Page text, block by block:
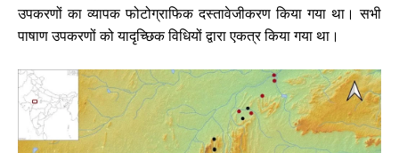
उपकरणों का व्यापक फोटोग्राफिक दस्तावेजीकरण किया गया था। सभी
पाषाण उपकरणों को यादृच्छिक विधियों द्वारा एकत्र किया गया था।